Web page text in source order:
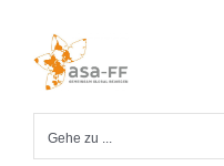
springen
Gehe zu ...